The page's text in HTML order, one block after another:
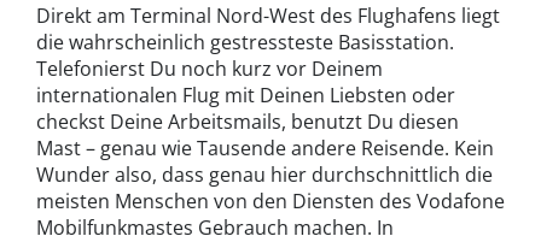
Direkt am Terminal Nord-West des Flughafens liegt
die wahrscheinlich gestressteste Basisstation.
Telefonierst Du noch kurz vor Deinem
internationalen Flug mit Deinen Liebsten oder
checkst Deine Arbeitsmails, benutzt Du diesen
Mast – genau wie Tausende andere Reisende. Kein
Wunder also, dass genau hier durchschnittlich die
meisten Menschen von den Diensten des Vodafone
Mobilfunkmastes Gebrauch machen. In